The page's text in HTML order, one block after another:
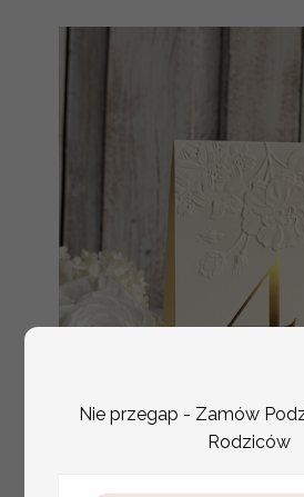
Nie przegap - Zamów
Rodziców